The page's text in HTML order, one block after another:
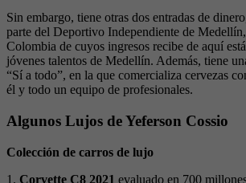
Sin embargo, tiene otras dos entradas de
parte del Deportivo Independiente de
Colombia de cuyos ingresos recibe de aquí
jóvenes talentos de Medellín. Además, tiene
“Sí a todo”, en la que comercializa cervezas
él y todo un equipo de profesionales.
Algunos Lujos de Yeferson Cossio
Colección de carros de lujo
1. Corvette C8 2021 evaluado en 700